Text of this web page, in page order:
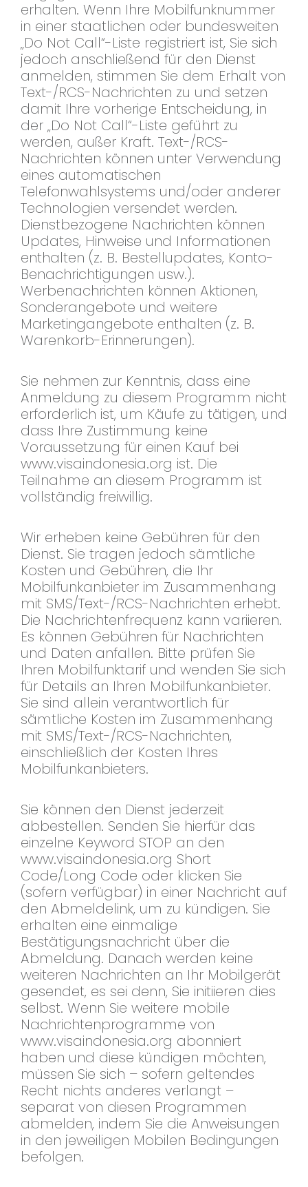
erhalten. Wenn Ihre Mobilfunknummer
in einer staatlichen oder bundesweiten
„Do Not Call“-Liste registriert ist, Sie sich
jedoch anschließend für den Dienst
anmelden, stimmen Sie dem Erhalt von
Text-/RCS-Nachrichten zu und setzen
damit Ihre vorherige Entscheidung, in
der „Do Not Call“-Liste geführt zu
werden, außer Kraft. Text-/RCS-
Nachrichten können unter Verwendung
eines automatischen
Telefonwahlsystems und/oder anderer
Technologien versendet werden.
Dienstbezogene Nachrichten können
Updates, Hinweise und Informationen
enthalten (z. B. Bestellupdates, Konto-
Benachrichtigungen usw.).
Werbenachrichten können Aktionen,
Sonderangebote und weitere
Marketingangebote enthalten (z. B.
Warenkorb-Erinnerungen).
Sie nehmen zur Kenntnis, dass eine
Anmeldung zu diesem Programm nicht
erforderlich ist, um Käufe zu tätigen, und
dass Ihre Zustimmung keine
Voraussetzung für einen Kauf bei
www.visaindonesia.org ist. Die
Teilnahme an diesem Programm ist
vollständig freiwillig.
Wir erheben keine Gebühren für den
Dienst. Sie tragen jedoch sämtliche
Kosten und Gebühren, die Ihr
Mobilfunkanbieter im Zusammenhang
mit SMS/Text-/RCS-Nachrichten erhebt.
Die Nachrichtenfrequenz kann variieren.
Es können Gebühren für Nachrichten
und Daten anfallen. Bitte prüfen Sie
Ihren Mobilfunktarif und wenden Sie sich
für Details an Ihren Mobilfunkanbieter.
Sie sind allein verantwortlich für
sämtliche Kosten im Zusammenhang
mit SMS/Text-/RCS-Nachrichten,
einschließlich der Kosten Ihres
Mobilfunkanbieters.
Sie können den Dienst jederzeit
abbestellen. Senden Sie hierfür das
einzelne Keyword STOP an den
www.visaindonesia.org Short
Code/Long Code oder klicken Sie
(sofern verfügbar) in einer Nachricht auf
den Abmeldelink, um zu kündigen. Sie
erhalten eine einmalige
Bestätigungsnachricht über die
Abmeldung. Danach werden keine
weiteren Nachrichten an Ihr Mobilgerät
gesendet, es sei denn, Sie initiieren dies
selbst. Wenn Sie weitere mobile
Nachrichtenprogramme von
www.visaindonesia.org abonniert
haben und diese kündigen möchten,
müssen Sie sich – sofern geltendes
Recht nichts anderes verlangt –
separat von diesen Programmen
abmelden, indem Sie die Anweisungen
in den jeweiligen Mobilen Bedingungen
befolgen.